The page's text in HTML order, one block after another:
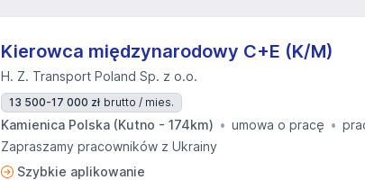
Kierowca międzynarodowy C+E (K/M)
H. Z. Transport Poland Sp. z o.o.
13 500-17 000 zł brutto / mies.
Kamienica Polska (Kutno - 174km) umowa o pracę
Zapraszamy pracowników z Ukrainy
Szybkie aplikowanie